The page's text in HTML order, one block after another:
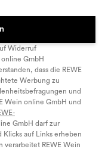
Widerruf
GmbH
dass die REWE
Werbung zu
und
Wein online GmbH und
GmbH darf zur
auf Links erheben
verarbeitet REWE Wein